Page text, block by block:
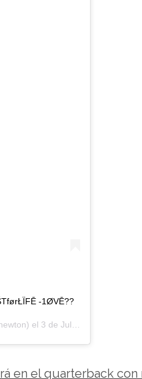
-1ØVĒ??
el 3 de Jul de 2020 a las 7:01 PDT
en el quarterback con